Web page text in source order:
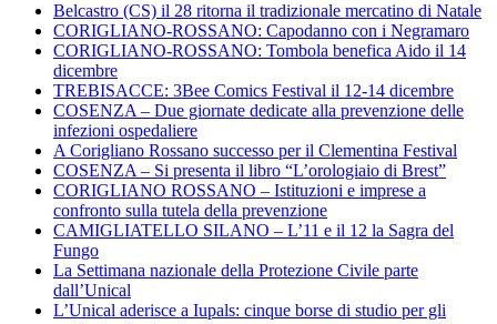
Belcastro (CS) il 28 ritorna il tradizionale mercatino di Natale
CORIGLIANO-ROSSANO: Capodanno con i Negramaro
CORIGLIANO-ROSSANO: Tombola benefica Aido il 14
dicembre
TREBISACCE: 3Bee Comics Festival il 12-14 dicembre
COSENZA – Due giornate dedicate alla prevenzione delle
infezioni ospedaliere
A Corigliano Rossano successo per il Clementina Festival
COSENZA – Si presenta il libro “L’orologiaio di Brest”
CORIGLIANO ROSSANO – Istituzioni e imprese a
confronto sulla tutela della prevenzione
CAMIGLIATELLO SILANO – L’11 e il 12 la Sagra del
Fungo
La Settimana nazionale della Protezione Civile parte
dall’Unical
L’Unical aderisce a Iupals: cinque borse di studio per gli